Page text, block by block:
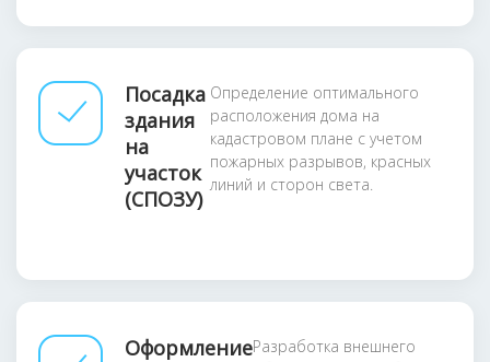
Посадка
здания
на
участок
(СПОЗУ)
Определение оптимального
расположения дома на
кадастровом плане с учетом
пожарных разрывов, красных
линий и сторон света.
ОформлениеРазработка внешнего